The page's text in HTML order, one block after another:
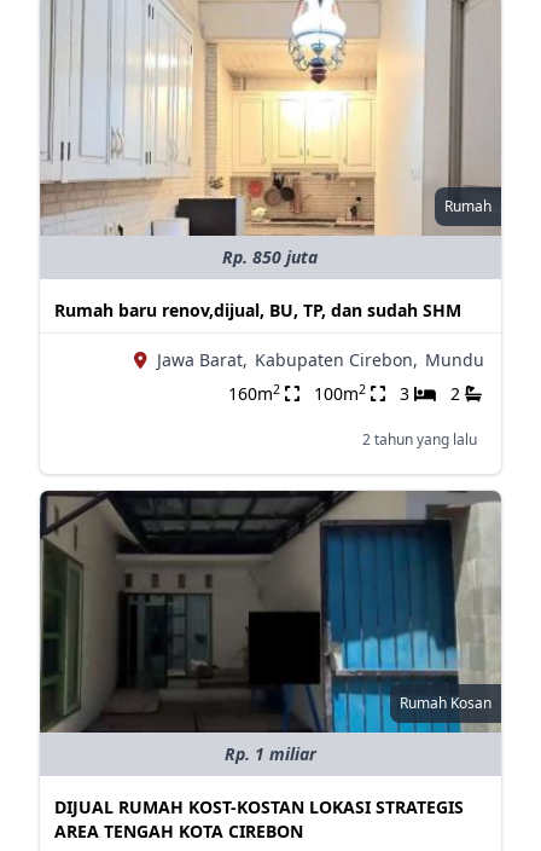
Rumah
Rp. 850 juta
Rumah baru renov,dijual, BU, TP, dan sudah SHM
Jawa Barat, Kabupaten Cirebon, Mundu
160m2 100m2 3 2
2 tahun yang lalu
Rumah Kosan
Rp. 1 miliar
DIJUAL RUMAH KOST-KOSTAN LOKASI STRATEGIS
AREA TENGAH KOTA CIREBON